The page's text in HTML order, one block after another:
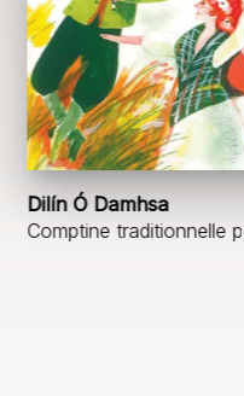
Dilín Ó Damhsa
Comptine traditionnelle